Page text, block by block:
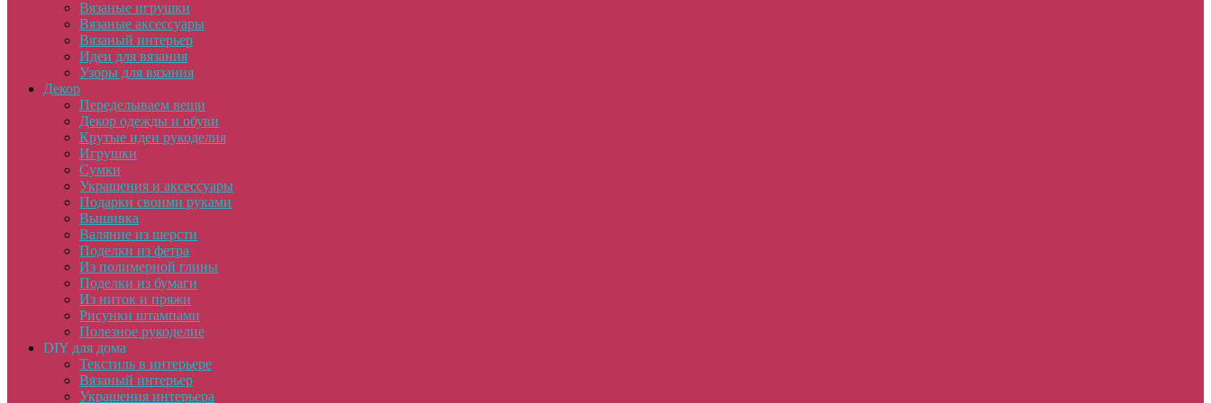
Вязаные игрушки
Вязаные аксессуары
Вязаный интерьер
Идеи для вязания
Узоры для вязания
Декор
Переделываем вещи
Декор одежды и обуви
Крутые идеи рукоделия
Игрушки
Сумки
Украшения и аксессуары
Подарки своими руками
Вышивка
Валяние из шерсти
Поделки из фетра
Из полимерной глины
Поделки из бумаги
Из ниток и пряжи
Рисунки штампами
Полезное рукоделие
DIY для дома
Текстиль в интерьере
Вязаный интерьер
Украшения интерьера